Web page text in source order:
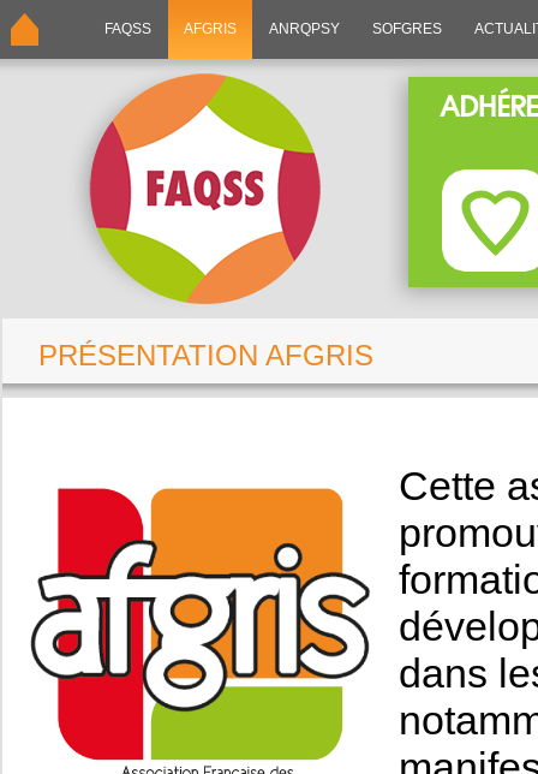
FAQSS AFGRIS ANRQPSY SOFGRES
PRÉSENTATION AFGRIS
Cette
dans